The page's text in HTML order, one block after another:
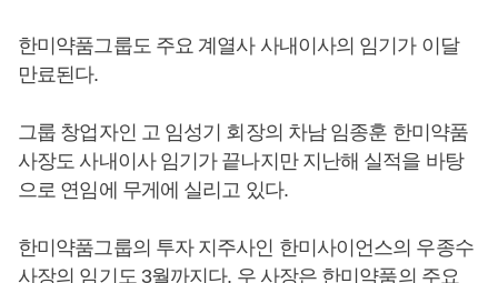
한미약품그룹도 주요 계열사 사내이사의 임기가 이달
만료된다.
그룹 창업자인 고 임성기 회장의 차남 임종훈 한미약품
사장도 사내이사 임기가 끝나지만 지난해 실적을 바탕
으로 연임에 무게에 실리고 있다.
한미약품그룹의 투자 지주사인 한미사이언스의 우종수
사장의 임기도 3월까지다. 우 사장은 한미약품의 주요